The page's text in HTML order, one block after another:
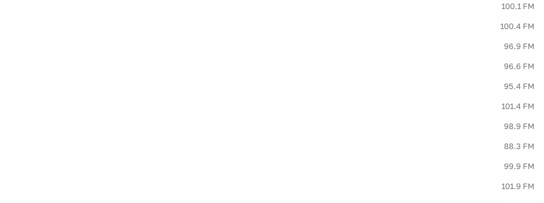
100.1 FM
100.4 FM
96.9 FM
96.6 FM
95.4 FM
101.4 FM
98.9 FM
88.3 FM
99.9 FM
101.9 FM